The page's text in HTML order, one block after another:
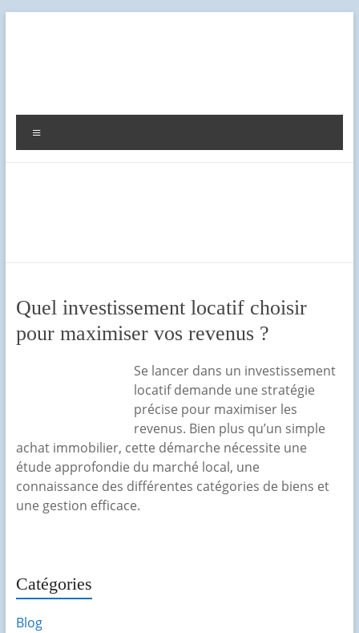
Diag
Expert
Quel investissement locatif choisir
pour maximiser vos revenus ?
Se lancer dans un investissement
locatif demande une stratégie
précise pour maximiser les
revenus. Bien plus qu’un simple
achat immobilier, cette démarche nécessite une
étude approfondie du marché local, une
connaissance des différentes catégories de biens et
une gestion efficace.
Catégories
Blog